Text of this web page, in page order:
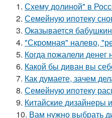
1. Схему долиной" в
2. Семейную ипотеку
3. Оказывается
4. "Скромная" налево,
5. Когда пожалели
6. Какой бы диван вы
7. Как думаете, зачем
8. Семейную ипотеку
9. Китайские дизайнеры
10. Вам нужно выбрать